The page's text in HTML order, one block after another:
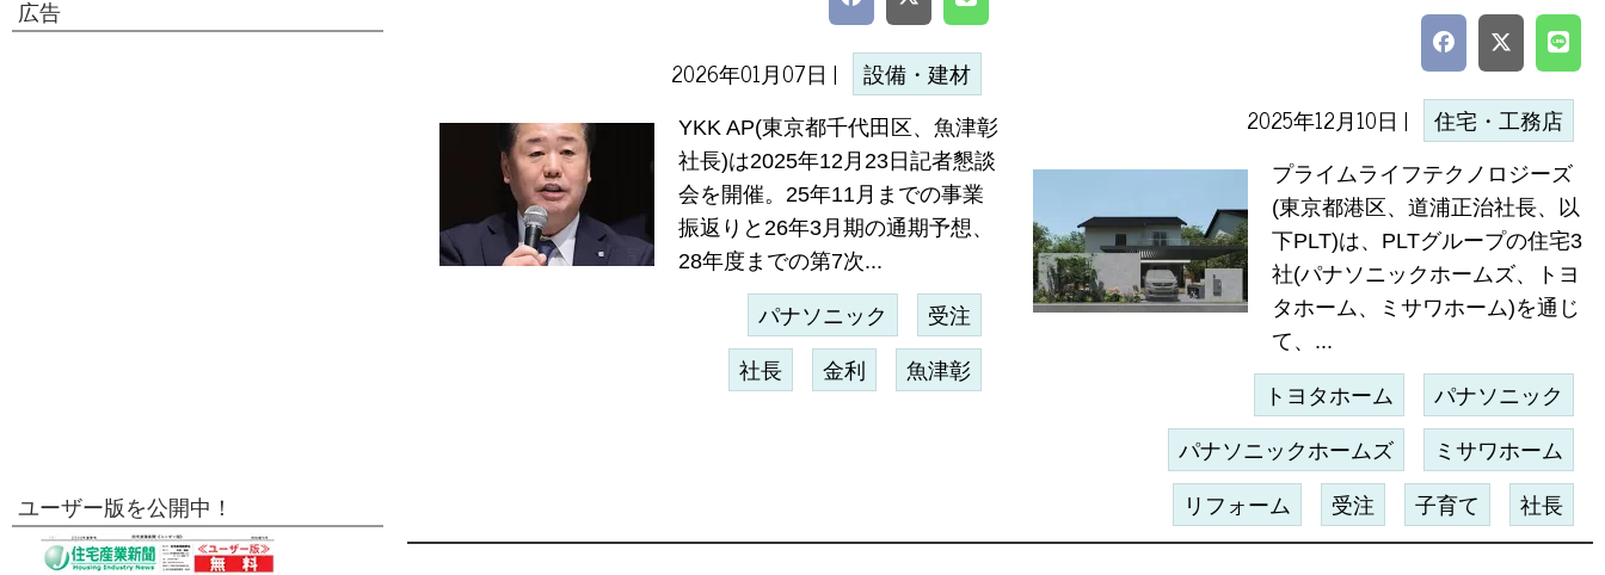
2026年01月07日 | 設備・建材
YKK AP(東京都千代田区、魚津彰
社長)は2025年12月23日記者懇談
会を開催。25年11月までの事業
振返りと26年3月期の通期予想、
28年度までの第7次...
パナソニック 受注
社長 金利 魚津彰
2025年12月10日 | 住宅・工務店
プライムライフテクノロジーズ
(東京都港区、道浦正治社長、以
下PLT)は、PLTグループの住宅3
社(パナソニックホームズ、トヨ
タホーム、ミサワホーム)を通じ
て、...
トヨタホーム パナソニック
パナソニックホームズ ミサワホーム
リフォーム 受注 子育て 社長
広告
ユーザー版を公開中！